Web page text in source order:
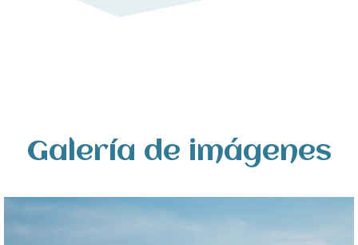
Galería de imágenes